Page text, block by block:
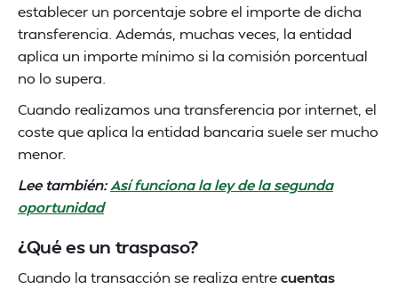
establecer un porcentaje sobre el importe de dicha
transferencia. Además, muchas veces, la entidad
aplica un importe mínimo si la comisión porcentual
no lo supera.
Cuando realizamos una transferencia por internet, el
coste que aplica la entidad bancaria suele ser mucho
menor.
Lee también:Así funciona la ley de la segunda
oportunidad
¿Qué es un traspaso?
Cuando la transacción se realiza entrecuentas